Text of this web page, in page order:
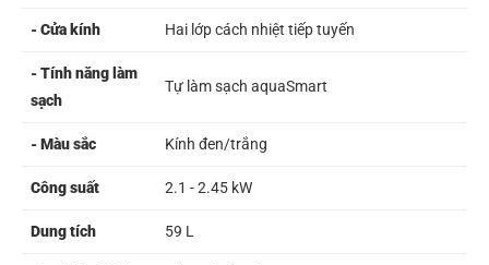
- Cửa kính Hai lớp cách nhiệt tiếp tuyến
- Tính năng làm
sạch
Tự làm sạch aquaSmart
- Màu sắc Kính đen/trắng
Công suất 2.1 - 2.45 kW
Dung tích 59 L